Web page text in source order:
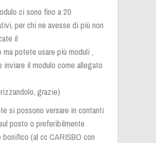
ci sono fino a 20
per chi ne avesse di più non
il
ma potete usare più moduli ,
inviare il modulo come allegato
grazie)
si possono versare in contanti
posto o preferibilmente
bonifico (al cc CARISBO con